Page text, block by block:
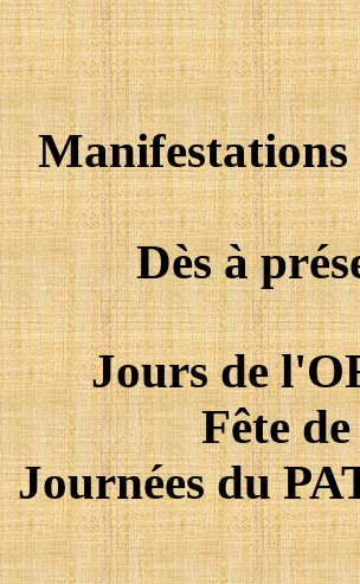
Manifestations
Dès à
Jours de
Fête
Journées du